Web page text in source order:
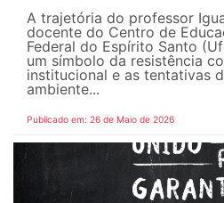
A trajetória do professor
docente do Centro de
Federal do Espírito Santo
um símbolo da resistência
institucional e as tentativas
ambiente...
Publicado em: 26 de Maio de 2026